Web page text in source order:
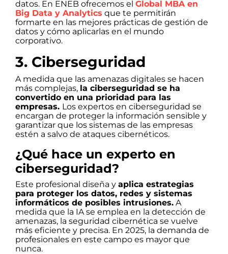
datos. En ENEB ofrecemos el Global MBA en
Big Data y Analytics que te permitirán
formarte en las mejores prácticas de gestión de
datos y cómo aplicarlas en el mundo
corporativo.
3. Ciberseguridad
A medida que las amenazas digitales se hacen
más complejas, la ciberseguridad se ha
convertido en una prioridad para las
empresas. Los expertos en ciberseguridad se
encargan de proteger la información sensible y
garantizar que los sistemas de las empresas
estén a salvo de ataques cibernéticos.
¿Qué hace un experto en
ciberseguridad?
Este profesional diseña y aplica estrategias
para proteger los datos, redes y sistemas
informáticos de posibles intrusiones. A
medida que la IA se emplea en la detección de
amenazas, la seguridad cibernética se vuelve
más eficiente y precisa. En 2025, la demanda de
profesionales en este campo es mayor que
nunca.